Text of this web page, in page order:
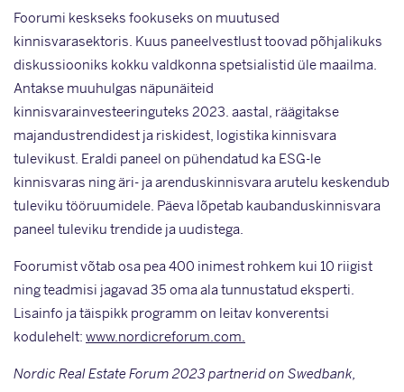
Foorumi keskseks fookuseks on muutused
kinnisvarasektoris. Kuus paneelvestlust toovad põhjalikuks
diskussiooniks kokku valdkonna spetsialistid üle maailma.
Antakse muuhulgas näpunäiteid
kinnisvarainvesteeringuteks 2023. aastal, räägitakse
majandustrendidest ja riskidest, logistika kinnisvara
tulevikust. Eraldi paneel on pühendatud ka ESG-le
kinnisvaras ning äri- ja arenduskinnisvara arutelu keskendub
tuleviku tööruumidele. Päeva lõpetab kaubanduskinnisvara
paneel tuleviku trendide ja uudistega.
Foorumist võtab osa pea 400 inimest rohkem kui 10 riigist
ning teadmisi jagavad 35 oma ala tunnustatud eksperti.
Lisainfo ja täispikk programm on leitav konverentsi
kodulehelt: www.nordicreforum.com.
Nordic Real Estate Forum 2023 partnerid on Swedbank,